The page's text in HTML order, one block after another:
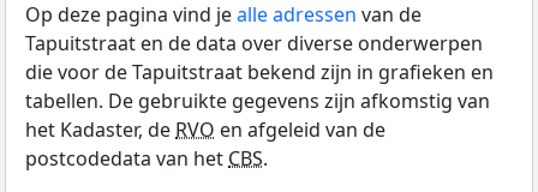
Op deze pagina vind jealle adressen van de
Tapuitstraat en de data over diverse onderwerpen
die voor de Tapuitstraat bekend zijn in grafieken en
tabellen. De gebruikte gegevens zijn afkomstig van
het Kadaster, deRVO en afgeleid van de
postcodedata van hetCBS.